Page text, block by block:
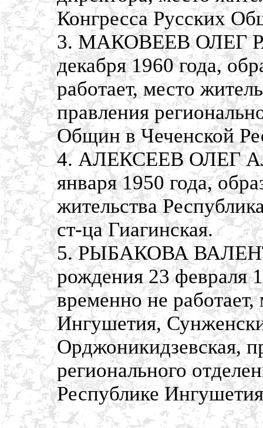
Конгресса Русских
3. МАКОВЕЕВ ОЛЕГ
декабря 1960 года,
работает, место
правления
Общин в Чеченской
4. АЛЕКСЕЕВ ОЛЕГ
января 1950 года,
жительства
ст-ца Гиагинская.
5. РЫБАКОВА
рождения 23 февраля
временно не
Ингушетия,
Орджоникидзевская,
регионального
Республике